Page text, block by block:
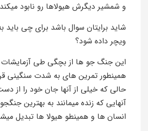
و شمشیر دیگرش هیولاها رو نابود
شاید برایتان سوال باشد برای چی باید
ویچر داده شود؟
این جنگ جو ها از بچگی طی
همینطور تمرین های به شدت سنگینی
حالی که خیلی از آنها جان خود را از
آنهایی که زنده میمانند به بهترین
انسان ها و همینطو هیولا ها تبدیل